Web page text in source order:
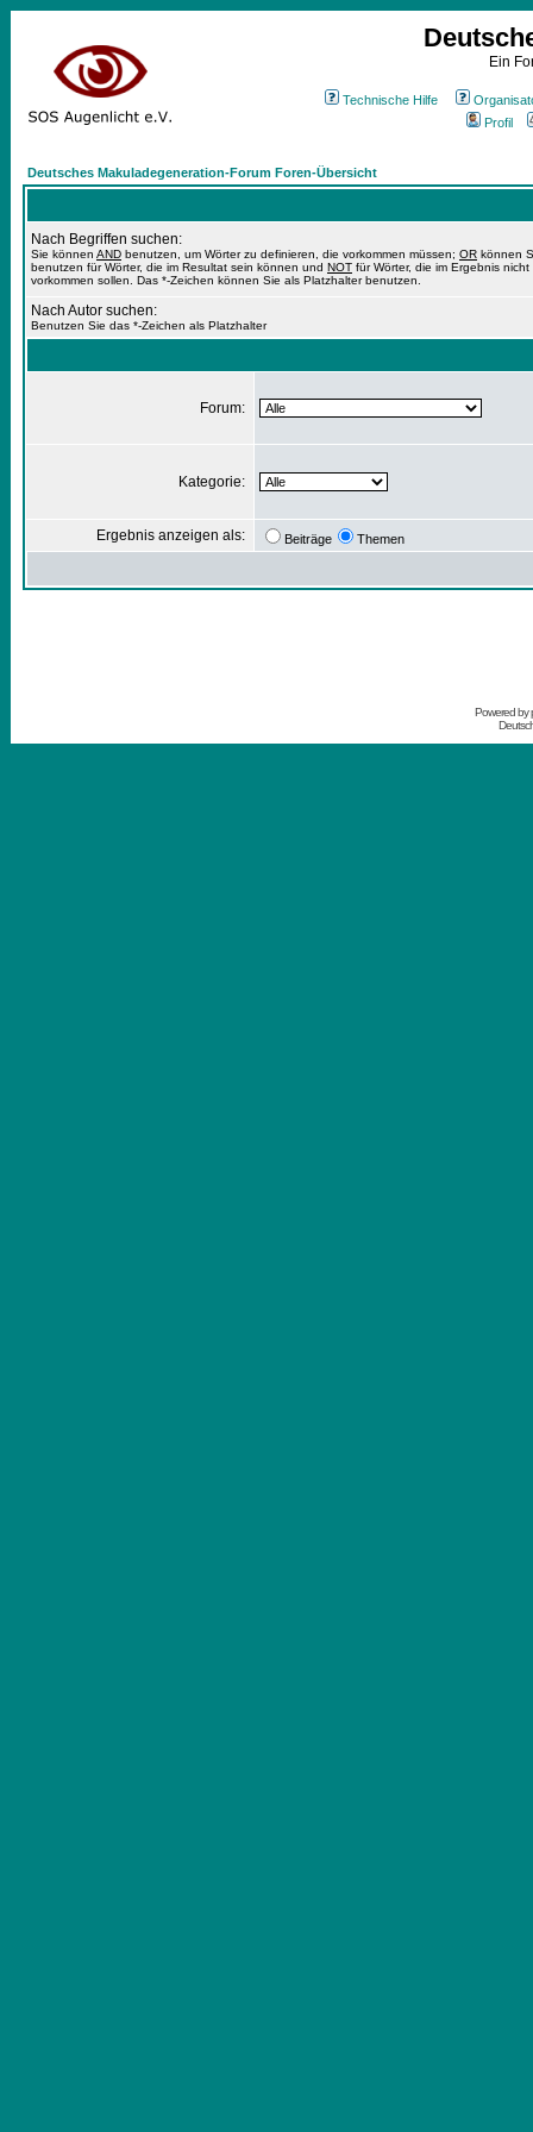
Ein
Technische Hilfe
Profil
Deutsches Makuladegeneration-Forum Foren-Übersicht
Nach Begriffen suchen:
Sie können AND benutzen, um Wörter zu definieren, die vorkommen müssen; OR können
benutzen für Wörter, die im Resultat sein können und NOT für Wörter, die im Ergebnis nicht
vorkommen sollen. Das *-Zeichen können Sie als Platzhalter benutzen.
Nach Autor suchen:
Benutzen Sie das *-Zeichen als Platzhalter
Forum:
Kategorie:
Ergebnis anzeigen als: Beiträge Themen
Powered by